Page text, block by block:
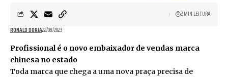
RONALD DORIA22/08/2023
2 MIN LEITURA
Profissional é o novo embaixador de vendas marca
chinesa no estado
Toda marca que chega a uma nova praça precisa de